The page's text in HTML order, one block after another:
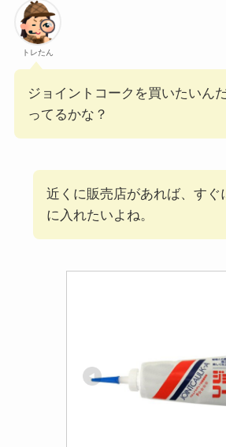
トレたん
ジョイントコークを買いたいん
ってるかな？
近くに販売店があれば、すぐ
に入れたいよね。